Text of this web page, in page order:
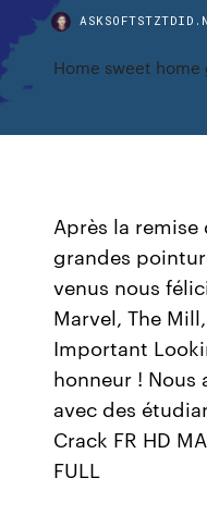
Home sweet home
Après la
grandes
venus nous
Marvel, The
Important
honneur ! Nous
avec des
Crack FR HD
FULL